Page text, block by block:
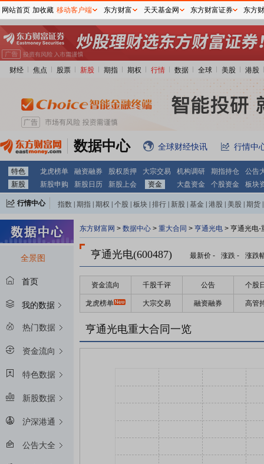
财经 焦点 股票 新股 期指 期权 行情 数据 全球 美股 港股
数据中心 全球财经快讯 行情中
特色 龙虎榜单 融资融券 股权质押 大宗交易 机构调研 期指持仓
公告
新股
新股申购 新股日历 新股上会 资金 大盘资金 个股资金 板块
行情中心 指数 期指 期权 个股 板块 排行 新股 基金 港股 美股 期货
全景图
首页
我的数据
热门数据
资金流向
特色数据
新股数据
沪深港通
公告大全
东方财富网 > 数据中心 > 重大合同 > 亨通光电 > 亨通光电-
亨通光电(600487) 最新价 - 涨跌 - 涨跌
资金流向 千股千评 公告 个股
龙虎榜单 大宗交易 融资融券 高管
亨通光电重大合同一览
网站首页 加收藏 移动客户端 东方财富 天天基金网 东方财富证券 东方